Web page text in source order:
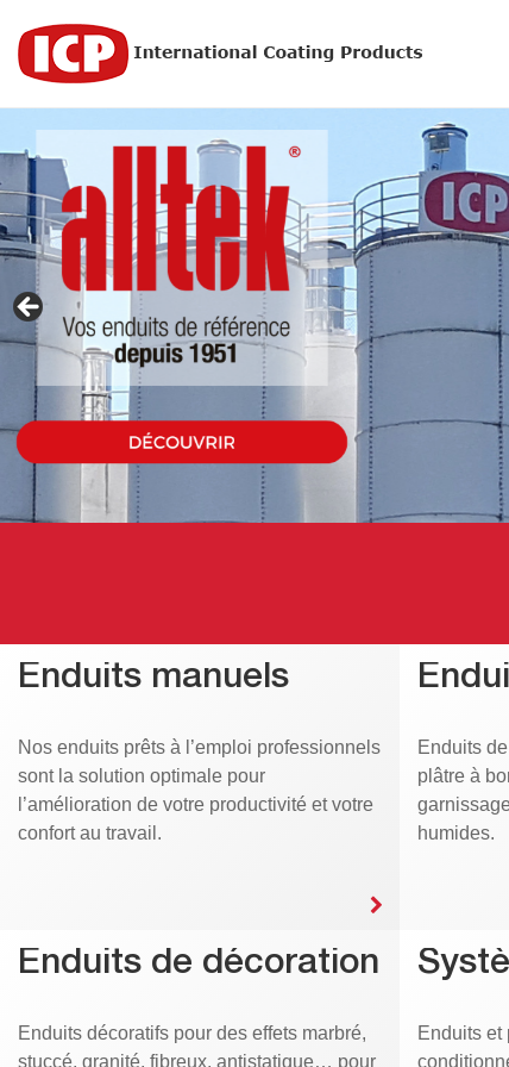
Enduits manuels
Nos enduits prêts à l’emploi professionnels
sont la solution optimale pour
l’amélioration de votre productivité et votre
confort au travail.
Enduits
plâtre à
humides.
Enduits de décoration
Enduits décoratifs pour des effets marbré,
stuccé, granité, fibreux, antistatique… pour
Enduits et